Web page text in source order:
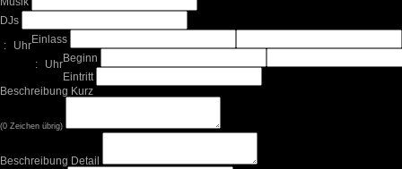
DJs
Einlass
:
Uhr
Beginn
:
Uhr
Eintritt
Beschreibung Kurz
(0 Zeichen übrig)
Beschreibung Detail